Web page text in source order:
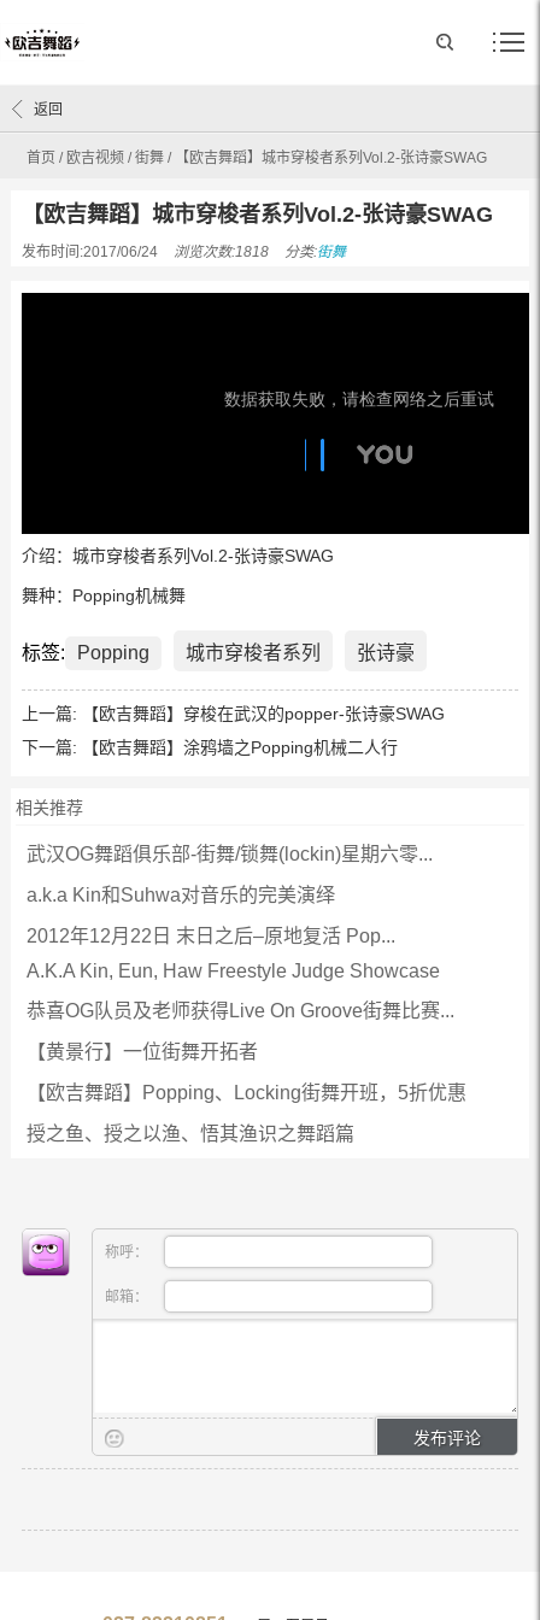
首页 / 欧吉视频 /街舞 / 【欧吉舞蹈】城市穿梭者系列Vol.2-张诗豪SWAG
返回
【欧吉舞蹈】城市穿梭者系列Vol.2-张诗豪SWAG
发布时间:2017/06/24 浏览次数:1818 分类:街舞
介绍：城市穿梭者系列Vol.2-张诗豪SWAG
舞种：Popping机械舞
标签: Popping 城市穿梭者系列 张诗豪
上一篇:
【欧吉舞蹈】穿梭在武汉的popper-张诗豪SWAG
下一篇:
【欧吉舞蹈】涂鸦墙之Popping机械二人行
相关推荐
武汉OG舞蹈俱乐部-街舞/锁舞(lockin)星期六零...
a.k.a Kin和Suhwa对音乐的完美演绎
2012年12月22日 末日之后–原地复活 Pop...
A.K.A Kin, Eun, Haw Freestyle Judge Showcase
恭喜OG队员及老师获得Live On Groove街舞比赛...
【黄景行】一位街舞开拓者
【欧吉舞蹈】Popping、Locking街舞开班，5折优惠
授之鱼、授之以渔、悟其渔识之舞蹈篇
称呼：
邮箱：